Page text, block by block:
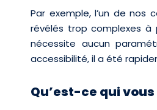
Par exemple, l’un de nos
révélés trop complexes à
nécessite aucun
accessibilité, il a été
Qu’est-ce qui